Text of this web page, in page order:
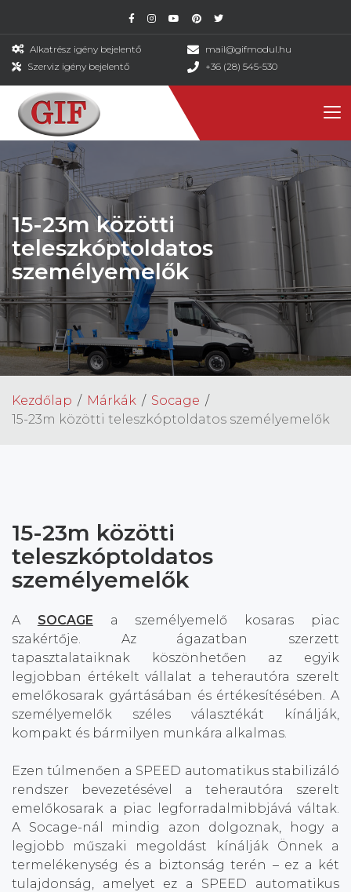
Alkatrész igény bejelentő
Szerviz igény bejelentő
mail@gifmodul.hu
+36 (28) 545-530
15-23m közötti
teleszkóptoldatos
személyemelők
Kezdőlap Márkák
Socage
15-23m közötti teleszkóptoldatos személyemelők
15-23m közötti
teleszkóptoldatos
személyemelők
A SOCAGE a személyemelő kosaras piac
szakértője. Az ágazatban szerzett
tapasztalataiknak köszönhetően az egyik
legjobban értékelt vállalat a teherautóra szerelt
emelőkosarak gyártásában és értékesítésében. A
személyemelők széles választékát kínálják,
kompakt és bármilyen munkára alkalmas.
Ezen túlmenően a SPEED automatikus stabilizáló
rendszer bevezetésével a teherautóra szerelt
emelőkosarak a piac legforradalmibbjává váltak.
A Socage-nál mindig azon dolgoznak, hogy a
legjobb műszaki megoldást kínálják Önnek a
termelékenység és a biztonság terén – ez a két
tulajdonság, amelyet ez a SPEED automatikus